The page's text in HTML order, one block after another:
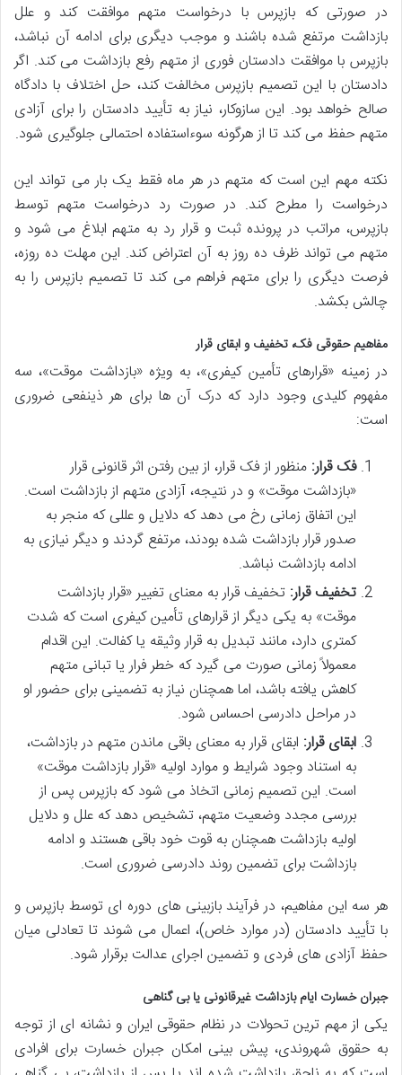
در صورتی که بازپرس با درخواست متهم موافقت کند و علل
بازداشت مرتفع شده باشند و موجب دیگری برای ادامه آن نباشد،
بازپرس با موافقت دادستان فوری از متهم رفع بازداشت می کند. اگر
دادستان با این تصمیم بازپرس مخالفت کند، حل اختلاف با دادگاه
صالح خواهد بود. این سازوکار، نیاز به تأیید دادستان را برای آزادی
متهم حفظ می کند تا از هرگونه سوءاستفاده احتمالی جلوگیری شود.
نکته مهم این است که متهم در هر ماه فقط یک بار می تواند این
درخواست را مطرح کند. در صورت رد درخواست متهم توسط
بازپرس، مراتب در پرونده ثبت و قرار رد به متهم ابلاغ می شود و
متهم می تواند ظرف ده روز به آن اعتراض کند. این مهلت ده روزه،
فرصت دیگری را برای متهم فراهم می کند تا تصمیم بازپرس را به
چالش بکشد.
مفاهیم حقوقی فک، تخفیف و ابقای قرار
در زمینه «قرارهای تأمین کیفری»، به ویژه «بازداشت موقت»، سه
مفهوم کلیدی وجود دارد که درک آن ها برای هر ذینفعی ضروری
است:
فک قرار: منظور از فک قرار، از بین رفتن اثر قانونی قرار
«بازداشت موقت» و در نتیجه، آزادی متهم از بازداشت است.
این اتفاق زمانی رخ می دهد که دلایل و عللی که منجر به
صدور قرار بازداشت شده بودند، مرتفع گردند و دیگر نیازی به
ادامه بازداشت نباشد.
تخفیف قرار: تخفیف قرار به معنای تغییر «قرار بازداشت
موقت» به یکی دیگر از قرارهای تأمین کیفری است که شدت
کمتری دارد، مانند تبدیل به قرار وثیقه یا کفالت. این اقدام
معمولاً زمانی صورت می گیرد که خطر فرار یا تبانی متهم
کاهش یافته باشد، اما همچنان نیاز به تضمینی برای حضور او
در مراحل دادرسی احساس شود.
ابقای قرار: ابقای قرار به معنای باقی ماندن متهم در بازداشت،
به استناد وجود شرایط و موارد اولیه «قرار بازداشت موقت»
است. این تصمیم زمانی اتخاذ می شود که بازپرس پس از
بررسی مجدد وضعیت متهم، تشخیص دهد که علل و دلایل
اولیه بازداشت همچنان به قوت خود باقی هستند و ادامه
بازداشت برای تضمین روند دادرسی ضروری است.
هر سه این مفاهیم، در فرآیند بازبینی های دوره ای توسط بازپرس و
با تأیید دادستان (در موارد خاص)، اعمال می شوند تا تعادلی میان
حفظ آزادی های فردی و تضمین اجرای عدالت برقرار شود.
جبران خسارت ایام بازداشت غیرقانونی یا بی گناهی
یکی از مهم ترین تحولات در نظام حقوقی ایران و نشانه ای از توجه
به حقوق شهروندی، پیش بینی امکان جبران خسارت برای افرادی